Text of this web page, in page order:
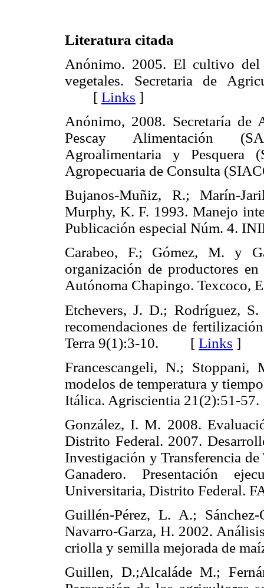
Literatura citada
Anónimo. 2005. El cultivo
vegetales. Secretaria de
[ Links ]
Anónimo, 2008. Secretaría de
Pescay Alimentación
Agroalimentaria y Pesquera
Agropecuaria de Consulta
Bujanos-Muñiz, R.; Marín-
Murphy, K. F. 1993. Manejo
Publicación especial Núm.
Carabeo, F.; Gómez, M. y
organización de productores
Autónoma Chapingo.
Etchevers, J. D.; Rodríguez,
recomendaciones de
Terra 9(1):3-10. [ Links ]
Francescangeli, N.;
modelos de temperatura y
Itálica. Agriscientia 2
González, I. M. 2008.
Distrito Federal. 2007.
Investigación y Transferencia
Ganadero. Presentación
Universitaria, Distrito
Guillén-Pérez, L. A.;
Navarro-Garza, H. 2002.
criolla y semilla mejorada de
Guillen, D.;Alcaláde M.;